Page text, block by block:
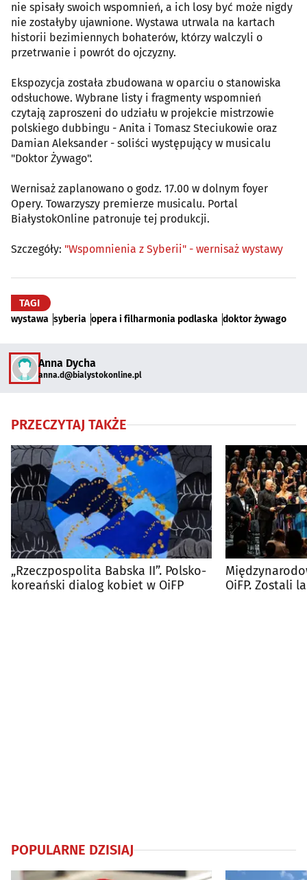
nie spisały swoich wspomnień, a ich losy być może nigdy
nie zostałyby ujawnione. Wystawa utrwala na kartach
historii bezimiennych bohaterów, którzy walczyli o
przetrwanie i powrót do ojczyzny.
Ekspozycja została zbudowana w oparciu o stanowiska
odsłuchowe. Wybrane listy i fragmenty wspomnień
czytają zaproszeni do udziału w projekcie mistrzowie
polskiego dubbingu - Anita i Tomasz Steciukowie oraz
Damian Aleksander - soliści występujący w musicalu
"Doktor Żywago".
Wernisaż zaplanowano o godz. 17.00 w dolnym foyer
Opery. Towarzyszy premierze musicalu. Portal
BiałystokOnline patronuje tej produkcji.
Szczegóły: "Wspomnienia z Syberii" - wernisaż wystawy
TAGI
wystawa syberia opera i filharmonia podlaska doktor żywago
Anna Dycha
anna.d@bialystokonline.pl
PRZECZYTAJ TAKŻE
„Rzeczpospolita Babska II”. Polsko-
koreański dialog kobiet w OiFP
OiFP. Zostali
POPULARNE DZISIAJ